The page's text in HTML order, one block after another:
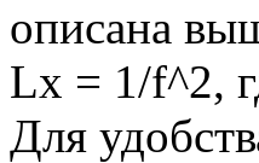
описана
Lх = 1/f^2,
Для